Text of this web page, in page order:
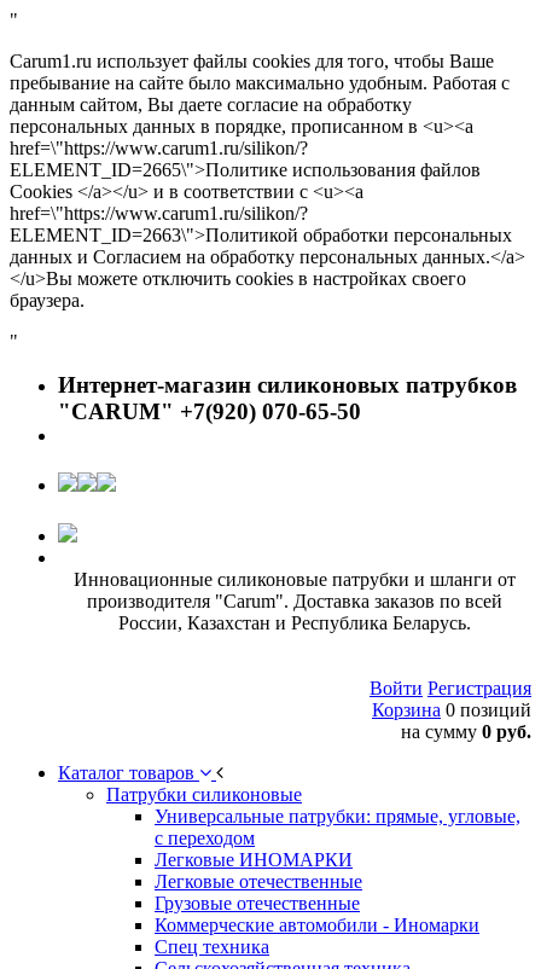
"
Carum1.ru использует файлы cookies для того, чтобы Ваше
пребывание на сайте было максимально удобным. Работая с
данным сайтом, Вы даете согласие на обработку
персональных данных в порядке, прописанном в <u><a
href=\"https://www.carum1.ru/silikon/?
ELEMENT_ID=2665\">Политике использования файлов
Cookies </a></u> и в соответствии с <u><a
href=\"https://www.carum1.ru/silikon/?
ELEMENT_ID=2663\">Политикой обработки персональных
данных и Согласием на обработку персональных данных.</a>
</u>Вы можете отключить cookies в настройках своего
браузера.
"
Интернет-магазин силиконовых патрубков
"CARUM" +7(920) 070-65-50
Инновационные силиконовые патрубки и шланги от
производителя "Carum". Доставка заказов по всей
России, Казахстан и Республика Беларусь.
Войти Регистрация
Корзина 0 позиций
на сумму 0 руб.
Каталог товаров
Патрубки силиконовые
Универсальные патрубки: прямые, угловые,
с переходом
Легковые ИНОМАРКИ
Легковые отечественные
Грузовые отечественные
Коммерческие автомобили - Иномарки
Спец техника